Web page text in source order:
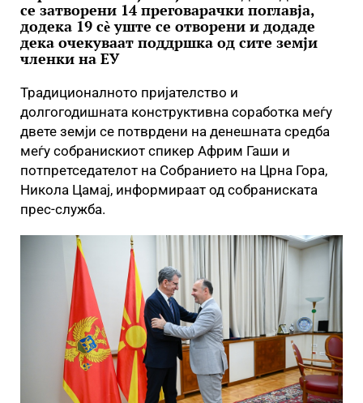
се затворени 14 преговарачки поглавја,
додека 19 сѐ уште се отворени и додаде
дека очекуваат поддршка од сите земји
членки на ЕУ
Традиционалното пријателство и
долгогодишната конструктивна соработка меѓу
двете земји се потврдени на денешната средба
меѓу собранискиот спикер Африм Гаши и
потпретседателот на Собранието на Црна Гора,
Никола Цамај, информираат од собраниската
прес-служба.